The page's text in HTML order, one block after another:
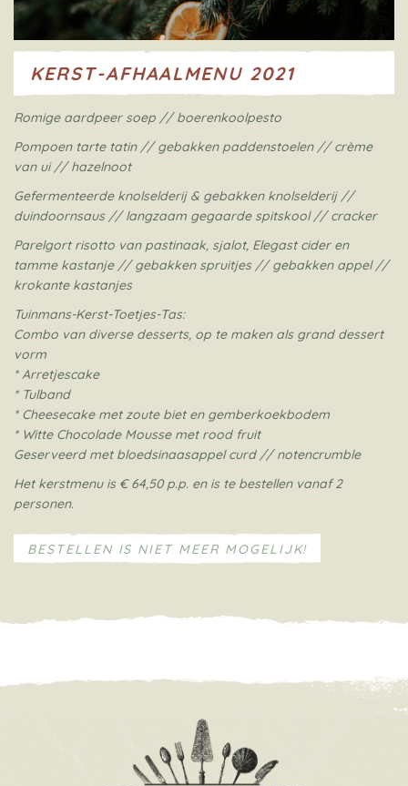
KERST-AFHAALMENU 2021
Romige aardpeer soep // boerenkoolpesto
Pompoen tarte tatin // gebakken paddenstoelen // crème
van ui // hazelnoot
Gefermenteerde knolselderij & gebakken knolselderij //
duindoornsaus // langzaam gegaarde spitskool // cracker
Parelgort risotto van pastinaak, sjalot, Elegast cider en
tamme kastanje // gebakken spruitjes // gebakken appel //
krokante kastanjes
Tuinmans-Kerst-Toetjes-Tas:
Combo van diverse desserts, op te maken als grand dessert
vorm
* Arretjescake
* Tulband
* Cheesecake met zoute biet en gemberkoekbodem
* Witte Chocolade Mousse met rood fruit
Geserveerd met bloedsinaasappel curd // notencrumble
Het kerstmenu is € 64,50 p.p. en is te bestellen vanaf 2
personen.
BESTELLEN IS NIET MEER MOGELIJK!